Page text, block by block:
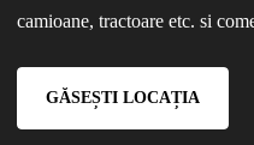
camioane, tractoare etc. si
GĂSEȘTI LOCAȚIA